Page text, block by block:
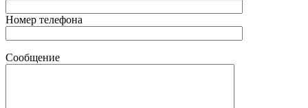
Номер телефона
Сообщение